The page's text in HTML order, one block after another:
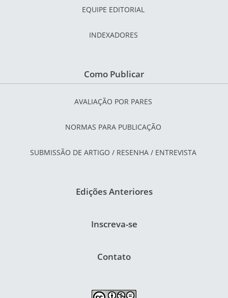
EQUIPE EDITORIAL
INDEXADORES
Como Publicar
AVALIAÇÃO POR PARES
NORMAS PARA PUBLICAÇÃO
SUBMISSÃO DE ARTIGO / RESENHA / ENTREVISTA
Edições Anteriores
Inscreva-se
Contato